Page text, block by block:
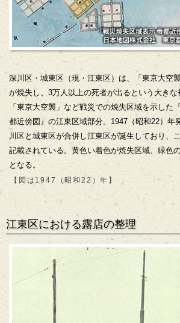
深川区・城東区（現・江東区）は、「東京大空
が焼失し、3万人以上の死者が出るという大き
「東京大空襲」など戦災での焼失区域を示した
都近傍図』の江東区域部分。1947（昭和22）年
川区と城東区が合併し江東区が誕生しており、
記載されている。黄色い着色が焼失区域、緑色
となる。
【図は1947（昭和22）年】
江東区における露店の整理